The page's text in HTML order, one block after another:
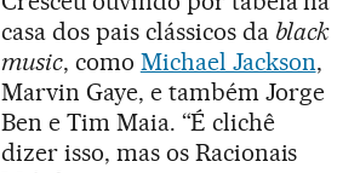
casa dos pais clássicos da black
music, como Michael Jackson,
Marvin Gaye, e também Jorge
Ben e Tim Maia. “É clichê
dizer isso, mas os Racionais